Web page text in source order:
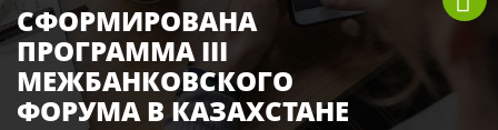
СФОРМИРОВАНА
ПРОГРАММА III
МЕЖБАНКОВСКОГО
ФОРУМА В КАЗАХСТАНЕ